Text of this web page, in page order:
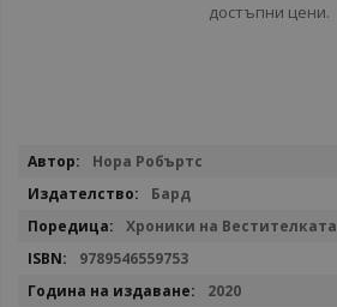
достъпни цени.
Повече
Нора Робъртс
Бард
Хроники на Вестителката
9789546559753
2020